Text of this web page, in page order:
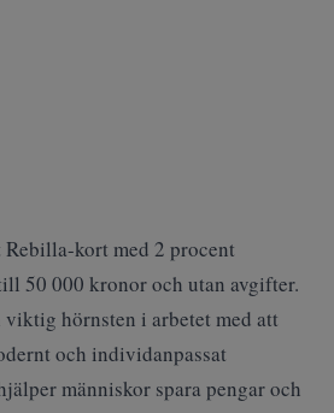
kort med 2 procent
50 000 kronor och utan avgifter.
hörnsten i arbetet med att
och individanpassat
människor spara pengar och